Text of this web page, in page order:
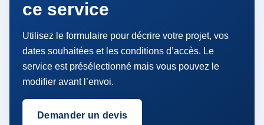
ce service
Utilisez le formulaire pour décrire votre projet, vos
dates souhaitées et les conditions d’accès. Le
service est présélectionné mais vous pouvez le
modifier avant l’envoi.
Demander un devis